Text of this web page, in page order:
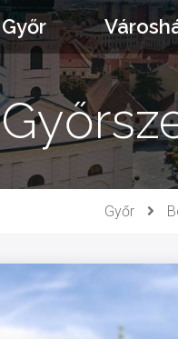
Győr
Győr